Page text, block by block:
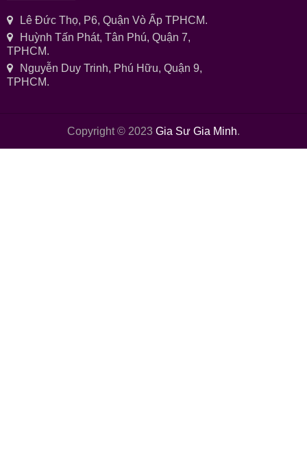
Lê Đức Thọ, P6, Quận Vò Ấp TPHCM.
Huỳnh Tấn Phát, Tân Phú, Quận 7,
TPHCM.
Nguyễn Duy Trinh, Phú Hữu, Quận 9,
TPHCM.
Copyright © 2023 Gia Sư Gia Minh.